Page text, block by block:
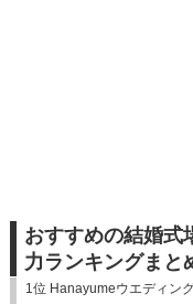
おすすめの結婚式
力ランキングまと
1位 Hanayumeウエディン